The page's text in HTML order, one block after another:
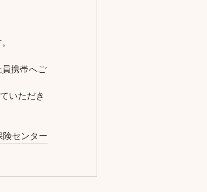
携帯へご
いただき
険センター